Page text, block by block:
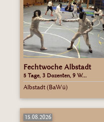
Fechtwoche Albstadt
5 Tage, 3 Dozenten, 9 W...
Albstadt (BaWü)
15.08.2026